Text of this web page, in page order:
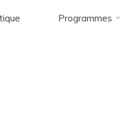
Programmes
1 téléchargement-1